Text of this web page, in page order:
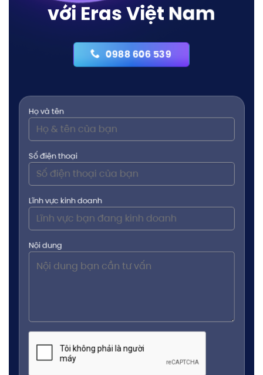
với Eras Việt Nam
0988 606 539
Họ và tên
Số điện thoại
Lĩnh vực kinh doanh
Nội dung